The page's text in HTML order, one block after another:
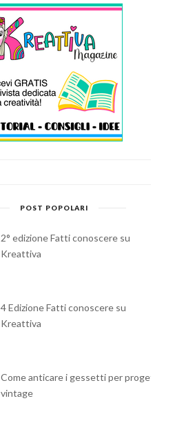
POST POPOLARI
2° edizione Fatti conoscere su
Kreattiva
4 Edizione Fatti conoscere su
Kreattiva
Come anticare i gessetti per progetti
vintage